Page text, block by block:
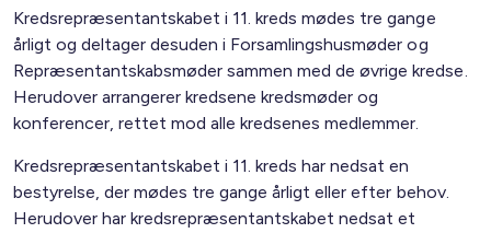
Kredsrepræsentantskabet i 11. kreds mødes tre gange
årligt og deltager desuden i Forsamlingshusmøder og
Repræsentantskabsmøder sammen med de øvrige kredse.
Herudover arrangerer kredsene kredsmøder og
konferencer, rettet mod alle kredsenes medlemmer.
Kredsrepræsentantskabet i 11. kreds har nedsat en
bestyrelse, der mødes tre gange årligt eller efter behov.
Herudover har kredsrepræsentantskabet nedsat et